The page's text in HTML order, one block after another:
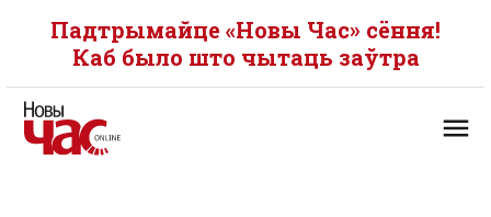
Падтрымайце «Новы Час» сёння!
Каб было што чытаць заўтра